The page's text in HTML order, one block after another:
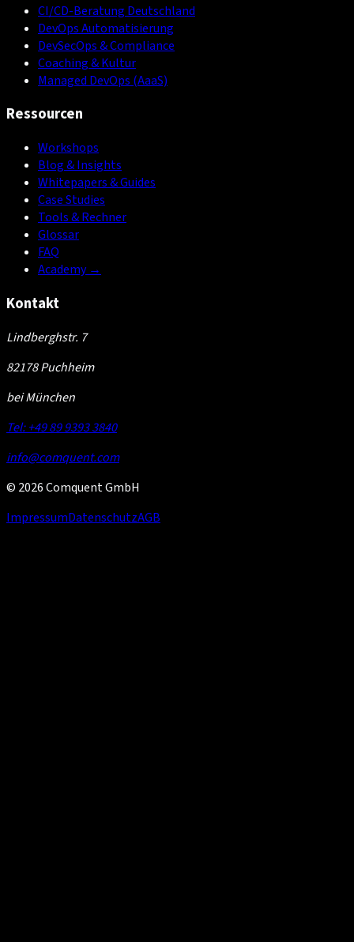
CI/CD-Beratung Deutschland
DevOps Automatisierung
DevSecOps & Compliance
Coaching & Kultur
Managed DevOps (AaaS)
Ressourcen
Workshops
Blog & Insights
Whitepapers & Guides
Case Studies
Tools & Rechner
Glossar
FAQ
Academy→
Kontakt
Lindberghstr. 7
82178 Puchheim
bei München
Tel: +49 89 9393 3840
info@comquent.com
© 2026 Comquent GmbH
ImpressumDatenschutzAGB